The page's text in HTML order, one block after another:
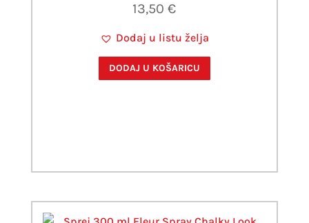
13,50€
Dodaj u listu želja
DODAJ U KOŠARICU